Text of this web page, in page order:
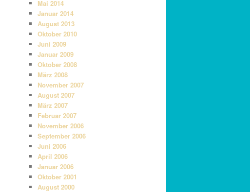
Mai 2014
Januar 2014
August 2013
Oktober 2010
Juni 2009
Januar 2009
Oktober 2008
März 2008
November 2007
August 2007
März 2007
Februar 2007
November 2006
September 2006
Juni 2006
April 2006
Januar 2006
Oktober 2001
August 2000